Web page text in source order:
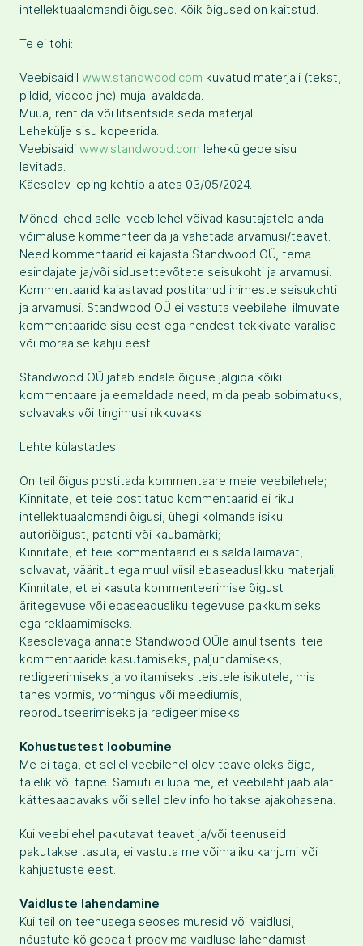
intellektuaalomandi õigused. Kõik õigused on kaitstud.
Te ei tohi:
Veebisaidil www.standwood.com kuvatud materjali (tekst,
pildid, videod jne) mujal avaldada.
Müüa, rentida või litsentsida seda materjali.
Lehekülje sisu kopeerida.
Veebisaidi www.standwood.com lehekülgede sisu
levitada.
Käesolev leping kehtib alates 03/05/2024.
Mõned lehed sellel veebilehel võivad kasutajatele anda
võimaluse kommenteerida ja vahetada arvamusi/teavet.
Need kommentaarid ei kajasta Standwood OÜ, tema
esindajate ja/või sidusettevõtete seisukohti ja arvamusi.
Kommentaarid kajastavad postitanud inimeste seisukohti
ja arvamusi. Standwood OÜ ei vastuta veebilehel ilmuvate
kommentaaride sisu eest ega nendest tekkivate varalise
või moraalse kahju eest.
Standwood OÜ jätab endale õiguse jälgida kõiki
kommentaare ja eemaldada need, mida peab sobimatuks,
solvavaks või tingimusi rikkuvaks.
Lehte külastades:
On teil õigus postitada kommentaare meie veebilehele;
Kinnitate, et teie postitatud kommentaarid ei riku
intellektuaalomandi õigusi, ühegi kolmanda isiku
autoriõigust, patenti või kaubamärki;
Kinnitate, et teie kommentaarid ei sisalda laimavat,
solvavat, vääritut ega muul viisil ebaseaduslikku materjali;
Kinnitate, et ei kasuta kommenteerimise õigust
äritegevuse või ebaseadusliku tegevuse pakkumiseks
ega reklaamimiseks.
Käesolevaga annate Standwood OÜle ainulitsentsi teie
kommentaaride kasutamiseks, paljundamiseks,
redigeerimiseks ja volitamiseks teistele isikutele, mis
tahes vormis, vormingus või meediumis,
reprodutseerimiseks ja redigeerimiseks.
Kohustustest loobumine
Me ei taga, et sellel veebilehel olev teave oleks õige,
täielik või täpne. Samuti ei luba me, et veebileht jääb alati
kättesaadavaks või sellel olev info hoitakse ajakohasena.
Kui veebilehel pakutavat teavet ja/või teenuseid
pakutakse tasuta, ei vastuta me võimaliku kahjumi või
kahjustuste eest.
Vaidluste lahendamine
Kui teil on teenusega seoses muresid või vaidlusi,
nõustute kõigepealt proovima vaidluse lahendamist